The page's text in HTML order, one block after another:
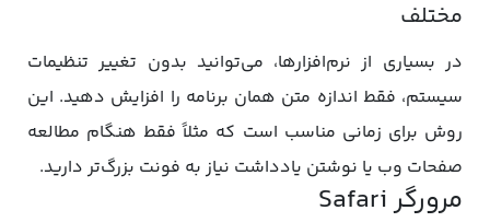
مختلف
در بسیاری از نرم‌افزارها، می‌توانید بدون تغییر تنظیمات
سیستم، فقط اندازه متن همان برنامه را افزایش دهید. این
روش برای زمانی مناسب است که مثلاً فقط هنگام مطالعه
صفحات وب یا نوشتن یادداشت نیاز به فونت بزرگ‌تر دارید.
مرورگر Safari